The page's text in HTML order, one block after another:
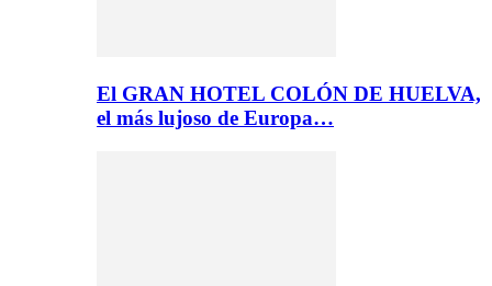
El GRAN HOTEL COLÓN DE HUELVA,
el más lujoso de Europa…